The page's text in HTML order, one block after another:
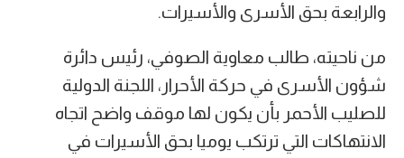
والرابعة بحق الأسرى والأسيرات.
من ناحيته، طالب معاوية الصوفي، رئيس دائرة
شؤون الأسرى في حركة الأحرار، اللجنة الدولية
للصليب الأحمر بأن يكون لها موقف واضح اتجاه
الانتهاكات التي ترتكب يوميا بحق الأسيرات في